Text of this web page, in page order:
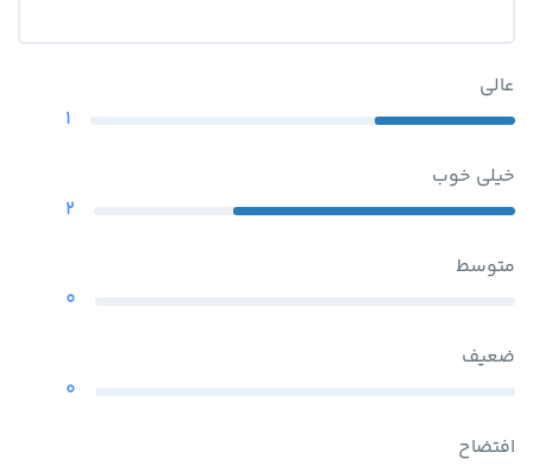
عالی
1
خیلی خوب
2
متوسط
0
ضعیف
0
افتضاح